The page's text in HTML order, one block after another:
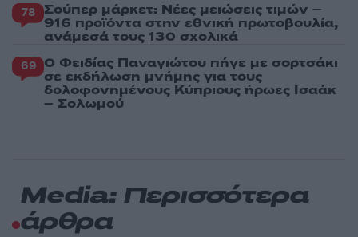
78 Σούπερ μάρκετ: Νέες μειώσεις τιμών –
916 προϊόντα στην εθνική πρωτοβουλία,
ανάμεσά τους 130 σχολικά
69 Ο Φειδίας Παναγιώτου πήγε με σορτσάκι
σε εκδήλωση μνήμης για τους
δολοφονημένους Κύπριους ήρωες Ισαάκ
– Σολωμού
Media: Περισσότερα
άρθρα